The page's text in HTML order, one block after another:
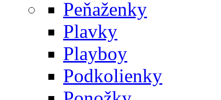
Peňaženky
Plavky
Playboy
Podkolienky